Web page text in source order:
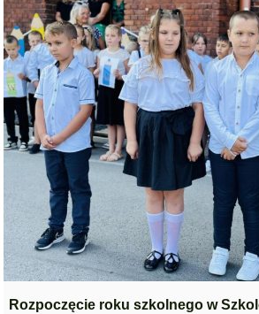
Rozpoczęcie roku szkolnego w